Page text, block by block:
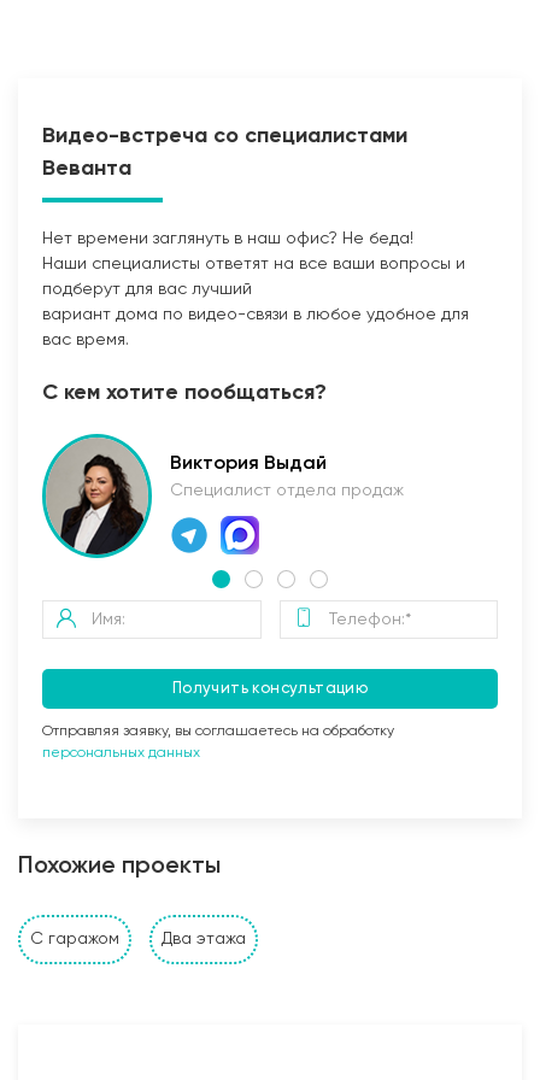
Стены и перегородки дома
1. Наружные и внутренние несущие стены выполнены
Видео-встреча со специалистами
Веванта
Нет времени заглянуть в наш офис? Не беда!
Наши специалисты ответят на все ваши вопросы и
подберут для вас лучший
вариант дома по видео-связи в любое удобное для
вас время.
С кем хотите пообщаться?
Виктория Выдай
Специалист отдела продаж
Получить консультацию
Отправляя заявку, вы соглашаетесь на обработку
персональных данных
Похожие проекты
С гаражом Два этажа